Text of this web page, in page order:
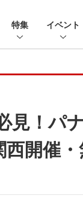
特集 イベント
見！パ
開催・